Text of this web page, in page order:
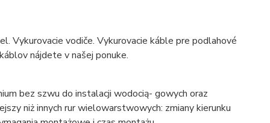
Vykurovacie vodiče. Vykurovacie káble pre podlahové
nájdete v našej ponuke.
bez szwu do instalacji wodocią- gowych oraz
niż innych rur wielowarstwowych: zmiany kierunku